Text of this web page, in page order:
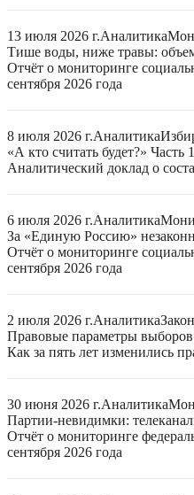
13 июля 2026 г.Аналитика
Тише воды, ниже травы: объем
Отчёт о мониторинге
сентября 2026 года
8 июля 2026 г.Аналитика
«А кто считать будет?»
Аналитический доклад о
6 июля 2026 г.Аналитика
За «Единую Россию»
Отчёт о мониторинге
сентября 2026 года
2 июля 2026 г.Аналитика
Правовые параметры
Как за пять лет изменились
30 июня 2026 г.Аналитика
Партии-невидимки:
Отчёт о мониторинге
сентября 2026 года